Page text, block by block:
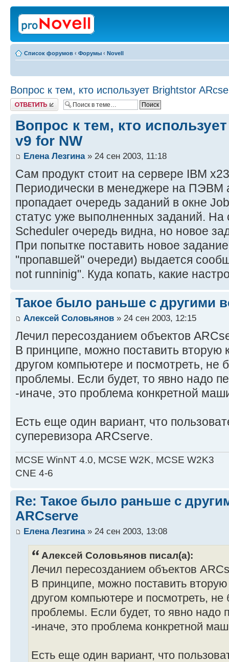
Список форумов ‹ Форумы ‹ Novell
Вопрос к тем, кто использует Brightstor
Ответить
Вопрос к тем, кто
v9 for NW
Елена Лезгина» 24 сен 2003, 11:18
Сам продукт стоит на сервере IBM
Периодически в менеджере на ПЭВМ
пропадает очередь заданий в окне
статус уже выполненных заданий. На
Scheduler очередь видна, но новое
При попытке поставить новое
"пропавшей" очереди) выдается
not runninig". Куда копать, какие
Такое было раньше с другими
Алексей Соловьянов » 24 сен 2003, 12:15
Лечил пересозданием объектов
В принципе, можно поставить вторую
другом компьютере и посмотреть, не
проблемы. Если будет, то явно надо
-иначе, это проблема конкретной
Есть еще один вариант, что
суперевизора ARCserve.
MCSE WinNT 4.0, MCSE W2K, MCSE W2K3
CNE 4-6
Re: Такое было раньше с
ARCserve
Елена Лезгина» 24 сен 2003, 13:08
Алексей Соловьянов писал(а):
Лечил пересозданием объектов
В принципе, можно поставить
другом компьютере и посмотреть, не
проблемы. Если будет, то явно надо
-иначе, это проблема конкретной
Есть еще один вариант, что